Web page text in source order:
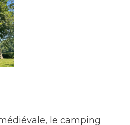
le camping